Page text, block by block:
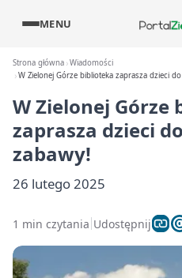
MENU
Strona główna Wiadomości
W Zielonej Górze biblioteka zaprasza dzieci
W Zielonej Górze
zaprasza dzieci
zabawy!
26 lutego 2025
1 min czytania Udostępnij